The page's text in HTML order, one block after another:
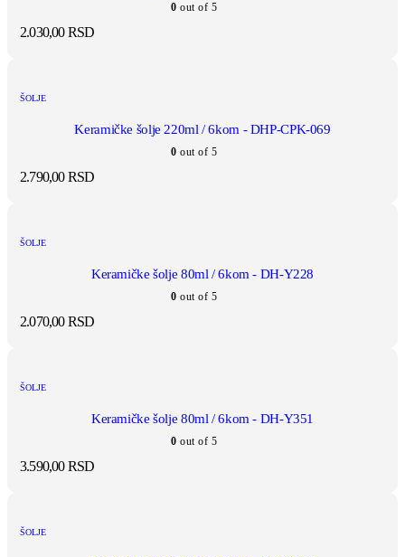
0 out of 5
2.030,00RSD
ŠOLJE
Keramičke šolje 220ml / 6kom - DHP-CPK-069
0 out of 5
2.790,00RSD
ŠOLJE
Keramičke šolje 80ml / 6kom - DH-Y228
0 out of 5
2.070,00RSD
ŠOLJE
Keramičke šolje 80ml / 6kom - DH-Y351
0 out of 5
3.590,00RSD
ŠOLJE